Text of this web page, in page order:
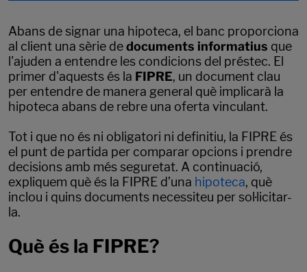
Abans de signar una hipoteca, el banc proporciona
al client una sèrie dedocuments informatius que
l'ajuden a entendre les condicions del préstec. El
primer d'aquests és la FIPRE, un document clau
per entendre de manera general què implicarà la
hipoteca abans de rebre una oferta vinculant.
Tot i que no és ni obligatori ni definitiu, la FIPRE és
el punt de partida per comparar opcions i prendre
decisions amb més seguretat. A continuació,
expliquem què és la FIPRE d’una hipoteca, què
inclou i quins documents necessiteu per sol·licitar-
la.
Què és la FIPRE?